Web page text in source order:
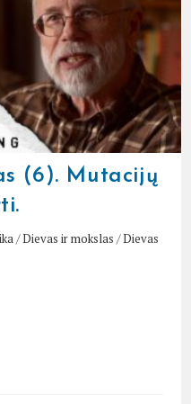
(6). Mutacijų
/Dievas ir mokslas /Dievas